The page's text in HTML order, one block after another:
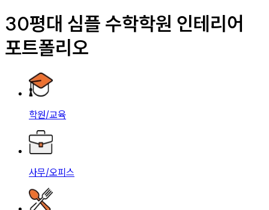
30평대 심플 수학학원 인테리어
포트폴리오
학원/교육
사무/오피스